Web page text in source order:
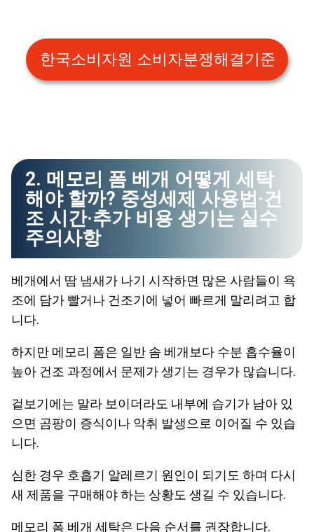
한국소비자원 소비자분쟁해결기준
2. 메모리 폼 베개 어떻게 세탁
해야 할까? 중성세제 사용법·건
조 시간·추가 비용 생기는 실수
주의사항
베개에서 땀 냄새가 나기 시작하면 많은 사람들이 욕
조에 담가 빨거나 건조기에 넣어 빠르게 말리려고 합
니다.
하지만 메모리 폼은 일반 솜 베개보다 수분 흡수율이
높아 건조 과정에서 문제가 생기는 경우가 많습니다.
겉보기에는 말라 보이더라도 내부에 습기가 남아 있
으면 곰팡이 증식이나 악취 발생으로 이어질 수 있습
니다.
심한 경우 호흡기 알레르기 원인이 되기도 하며 다시
새 제품을 구매해야 하는 상황도 생길 수 있습니다.
메모리 폼 베개 세탁은 다음 순서를 권장합니다.